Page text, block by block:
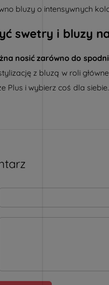
bluzy o intensywnych
swetry i bluzy
nosić zarówno do
z bluzą w roli
Plus i wybierz coś dla siebie.